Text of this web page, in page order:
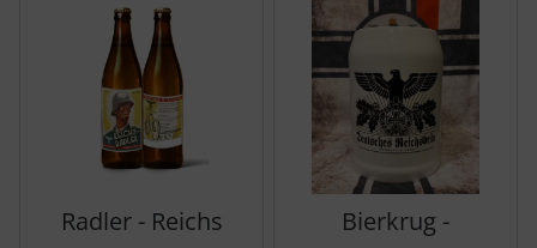
Radler - Reichs
Bierkrug -